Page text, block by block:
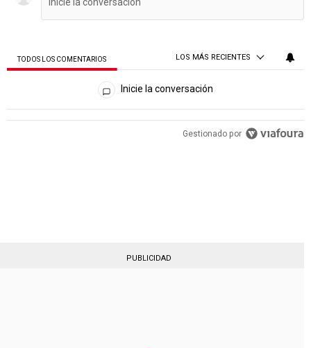
TODOS LOS COMENTARIOS LOS MÁS RECIENTES
Todos los comentarios
Inicie la conversación
PUBLICIDAD